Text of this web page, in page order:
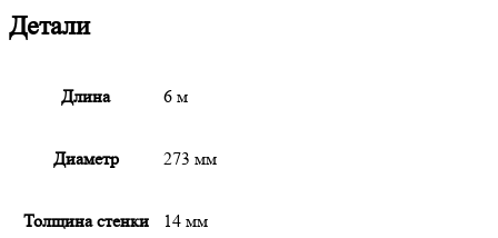
Детали
Длина 6 м
Диаметр 273 мм
Толщина стенки 14 мм